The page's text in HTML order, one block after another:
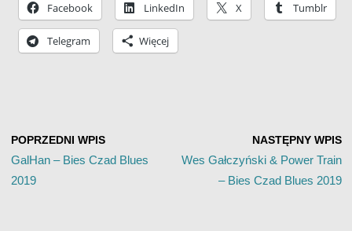
Facebook LinkedIn X Tumblr
Telegram Więcej
POPRZEDNI WPIS
GalHan – Bies Czad Blues
2019
NASTĘPNY WPIS
Wes Gałczyński & Power Train
– Bies Czad Blues 2019